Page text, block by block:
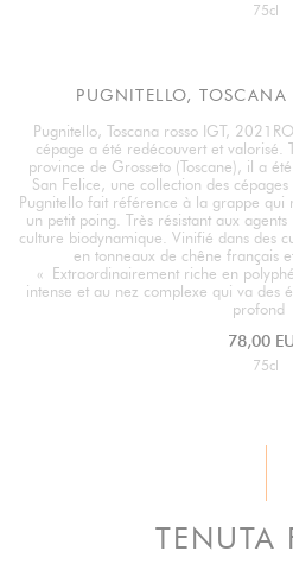
75cl
PUGNITELLO,
Pugnitello, Toscana rosso IGT,
cépage a été redécouvert et valorisé.
province de Grosseto (Toscane), il a
San Felice, une collection des
Pugnitello fait référence à la grappe
un petit poing. Très résistant aux
culture biodynamique. Vinifié dans des
en tonneaux de chêne français
« Extraordinairement riche en
intense et au nez complexe qui va des
profond
78,00
75cl
TENUTA